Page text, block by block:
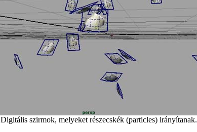
Digitális szirmok, melyeket részecskék (particles) irányítanak.